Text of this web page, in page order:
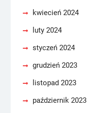
kwiecień 2024
luty 2024
styczeń 2024
grudzień 2023
listopad 2023
październik 2023